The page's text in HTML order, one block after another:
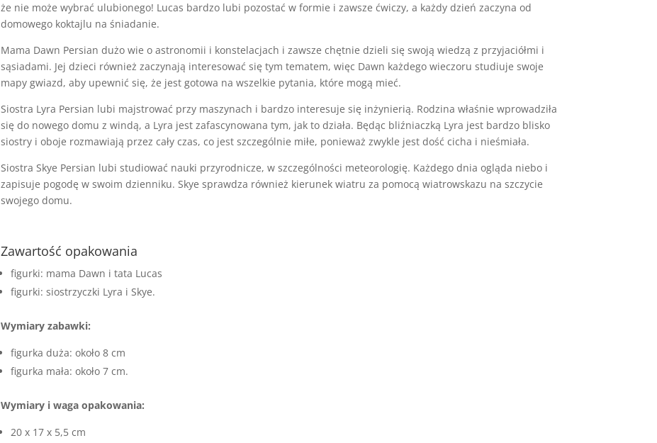
że nie może wybrać ulubionego! Lucas bardzo lubi pozostać w formie i zawsze ćwiczy, a każdy dzień zaczyna od
domowego koktajlu na śniadanie.
Mama Dawn Persian dużo wie o astronomii i konstelacjach i zawsze chętnie dzieli się swoją wiedzą z przyjaciółmi i
sąsiadami. Jej dzieci również zaczynają interesować się tym tematem, więc Dawn każdego wieczoru studiuje swoje
mapy gwiazd, aby upewnić się, że jest gotowa na wszelkie pytania, które mogą mieć.
Siostra Lyra Persian lubi majstrować przy maszynach i bardzo interesuje się inżynierią. Rodzina właśnie wprowadziła
się do nowego domu z windą, a Lyra jest zafascynowana tym, jak to działa. Będąc bliźniaczką Lyra jest bardzo blisko
siostry i oboje rozmawiają przez cały czas, co jest szczególnie miłe, ponieważ zwykle jest dość cicha i nieśmiała.
Siostra Skye Persian lubi studiować nauki przyrodnicze, w szczególności meteorologię. Każdego dnia ogląda niebo i
zapisuje pogodę w swoim dzienniku. Skye sprawdza również kierunek wiatru za pomocą wiatrowskazu na szczycie
swojego domu.
Zawartość opakowania
figurki: mama Dawn i tata Lucas
figurki: siostrzyczki Lyra i Skye.
Wymiary zabawki:
figurka duża: około 8 cm
figurka mała: około 7 cm.
Wymiary i waga opakowania:
20 x 17 x 5,5 cm